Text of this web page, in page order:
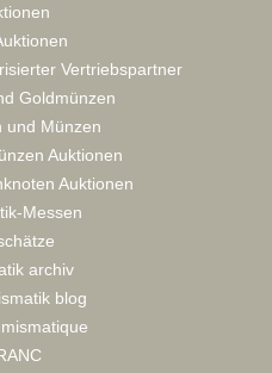
Vertriebspartner
Goldmünzen
und Münzen
Auktionen
Auktionen
Messen
archiv
blog